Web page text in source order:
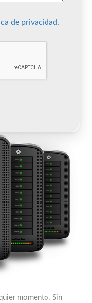
de privacidad.
momento. Sin